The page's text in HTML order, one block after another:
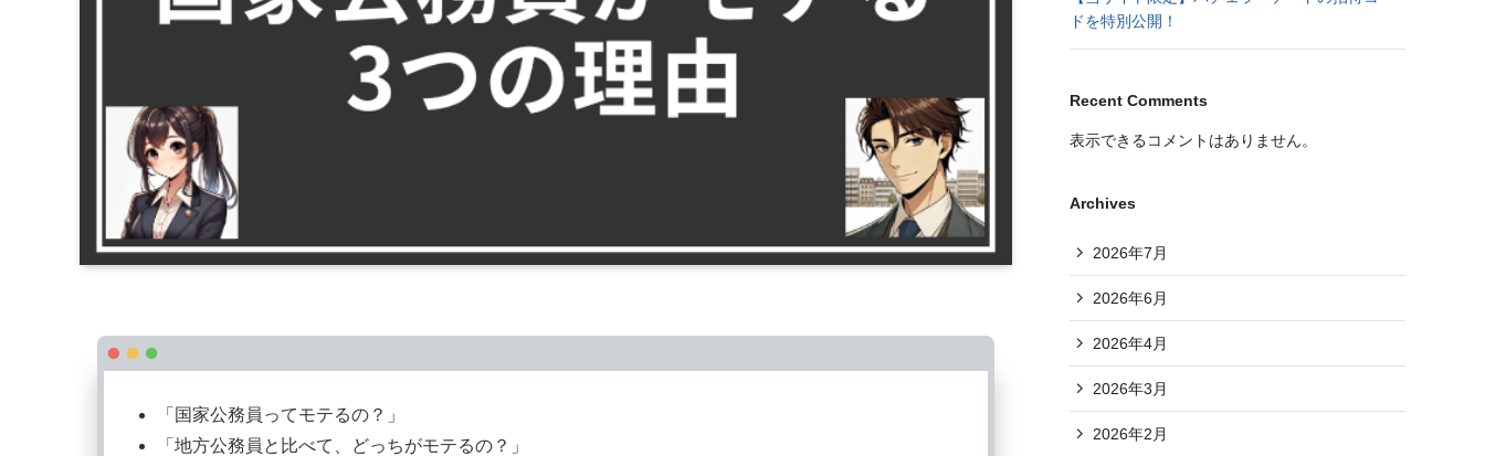
「国家公務員ってモテるの？」
「地方公務員と比べて、どっちがモテるの？」
ドを特別公開！
Recent Comments
表示できるコメントはありません。
Archives
2026年7月
2026年6月
2026年4月
2026年3月
2026年2月